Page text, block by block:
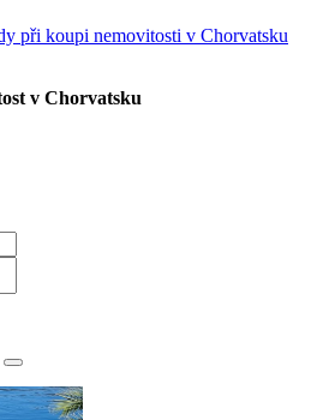
při koupi nemovitosti v Chorvatsku
v Chorvatsku